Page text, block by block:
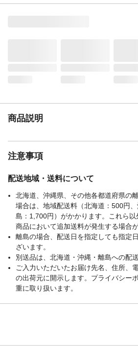
商品説明
注意事項
配送地域・送料について
北海道、沖縄県、その他各都道府県の
場合は、地域配送料（北海道：500円
島：1,700円）がかかります。これら
商品において追加送料が発生する場合
離島の場合、配送日を指定しても指定
ざいます。
別送品は、北海道・沖縄・離島への配
ご入力いただいたお届け先名、住所、
の出荷元に開示します。プライバシー
重に取り扱います。